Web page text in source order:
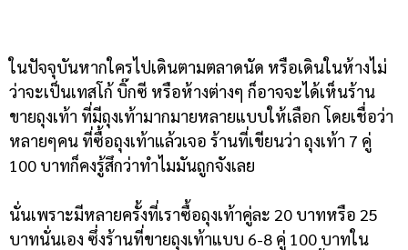
ในปัจจุบันหากใครไปเดินตามตลาดนัด หรือเดินในห้างไม่
ว่าจะเป็นเทสโก้ บิ๊กซี หรือห้างต่างๆ ก็อาจจะได้เห็นร้าน
ขายถุงเท้า ที่มีถุงเท้ามากมายหลายแบบให้เลือก โดยเชื่อว่า
หลายๆคน ที่ซื้อถุงเท้าแล้วเจอ ร้านที่เขียนว่า ถุงเท้า 7 คู่
100 บาทก็คงรู้สึกว่าทำไมมันถูกจังเลย
นั่นเพราะมีหลายครั้งที่เราซื้อถุงเท้าคู่ละ 20 บาทหรือ 25
บาทนั่นเอง ซึ่งร้านที่ขายถุงเท้าแบบ 6-8 คู่ 100 บาทใน